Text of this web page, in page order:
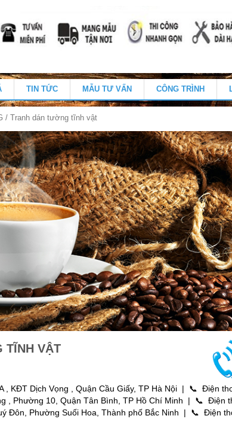
TIN TỨC MẪU TƯ VẤN CÔNG TRÌNH
/ Tranh dán tường tĩnh vật
TĨNH VẬT
, KĐT Dịch Vọng , Quận Cầu Giấy, TP Hà Nội | 📞 Điện
, Phường 10, Quận Tân Bình, TP Hồ Chí Minh | 📞 Điện
Đôn, Phường Suối Hoa, Thành phố Bắc Ninh | 📞 Điện